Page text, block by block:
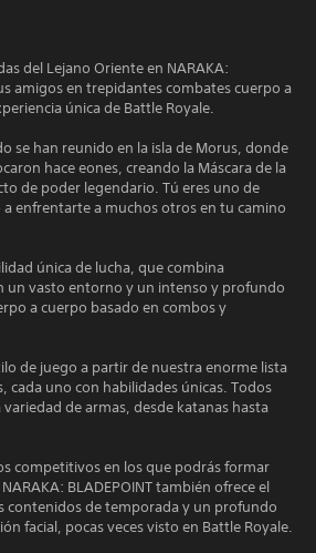
del Lejano Oriente en NARAKA:
amigos en trepidantes combates cuerpo a
única de Battle Royale.
se han reunido en la isla de Morus, donde
hace eones, creando la Máscara de la
de poder legendario. Tú eres uno de
enfrentarte a muchos otros en tu camino
única de lucha, que combina
un vasto entorno y un intenso y profundo
a cuerpo basado en combos y
de juego a partir de nuestra enorme lista
cada uno con habilidades únicas. Todos
de armas, desde katanas hasta
competitivos en los que podrás formar
BLADEPOINT también ofrece el
contenidos de temporada y un profundo
facial, pocas veces visto en Battle Royale.